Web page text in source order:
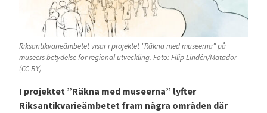
Riksantikvarieämbetet visar i projektet "Räkna med museerna" på
museers betydelse för regional utveckling. Foto: Filip Lindén/Matador
(CC BY)
I projektet ”Räkna med museerna” lyfter
Riksantikvarieämbetet fram några områden där